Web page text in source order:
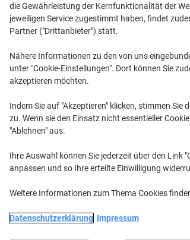
die Gewährleistung der Kernfunktionalität der
jeweiligen Service zugestimmt haben, findet
Partner ("Drittanbieter") statt.
Nähere Informationen zu den von uns
unter "Cookie-Einstellungen". Dort können Sie
akzeptieren möchten.
Indem Sie auf "Akzeptieren" klicken, stimmen Sie
zu. Wenn sie den Einsatz nicht essentieller
"Ablehnen" aus.
Ihre Auswahl können Sie jederzeit über den Link
anpassen und so Ihre erteilte Einwilligung
Weitere Informationen zum Thema Cookies
Datenschutzerklärung Impressum